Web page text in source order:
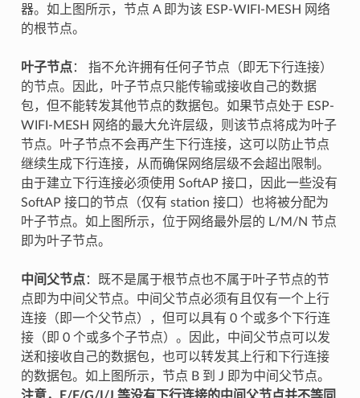
器。如上图所示，节点 A 即为该 ESP-WIFI-MESH 网络
的根节点。
叶子节点 ： 指不允许拥有任何子节点（即无下行连接）
的节点。因此，叶子节点只能传输或接收自己的数据
包，但不能转发其他节点的数据包。如果节点处于 ESP-
WIFI-MESH 网络的最大允许层级，则该节点将成为叶子
节点。叶子节点不会再产生下行连接，这可以防止节点
继续生成下行连接，从而确保网络层级不会超出限制。
由于建立下行连接必须使用 SoftAP 接口，因此一些没有
SoftAP 接口的节点（仅有 station 接口）也将被分配为
叶子节点。如上图所示，位于网络最外层的 L/M/N 节点
即为叶子节点。
中间父节点 ：既不是属于根节点也不属于叶子节点的节
点即为中间父节点。中间父节点必须有且仅有一个上行
连接（即一个父节点），但可以具有 0 个或多个下行连
接（即 0 个或多个子节点）。因此，中间父节点可以发
送和接收自己的数据包，也可以转发其上行和下行连接
的数据包。如上图所示，节点 B 到 J 即为中间父节点。